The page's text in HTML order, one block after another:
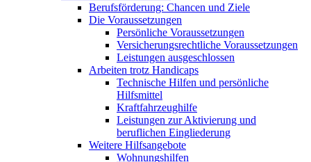
Berufsförderung: Chancen und Ziele
Die Voraussetzungen
Persönliche Voraussetzungen
Versicherungsrechtliche Voraussetzungen
Leistungen ausgeschlossen
Arbeiten trotz Handicaps
Technische Hilfen und persönliche
Hilfsmittel
Kraftfahrzeughilfe
Leistungen zur Aktivierung und
beruflichen Eingliederung
Weitere Hilfsangebote
Wohnungshilfen